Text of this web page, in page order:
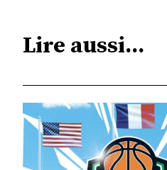
Lire aussi...